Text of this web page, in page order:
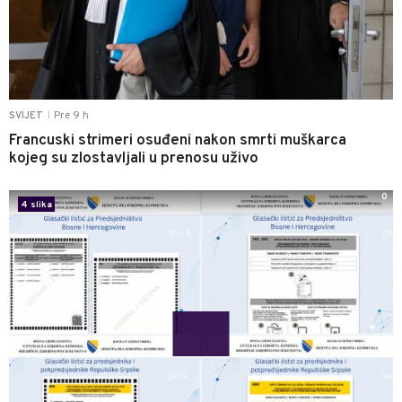
SVIJET Pre 9 h
Francuski strimeri osuđeni nakon smrti muškarca
kojeg su zlostavljali u prenosu uživo
4 slika
0